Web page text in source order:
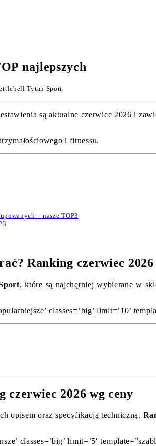
najlepszych
Tytan Sport
są aktualne czerwiec 2026 i
i fitnessu.
– nasze TOP3
Ranking czerwiec 2026
, które są najchętniej wybierane w
classes=’big’ limit=’10’
2026 wg ceny
opisem oraz specyfikacją techniczną.
classes=’big’ limit=’5′